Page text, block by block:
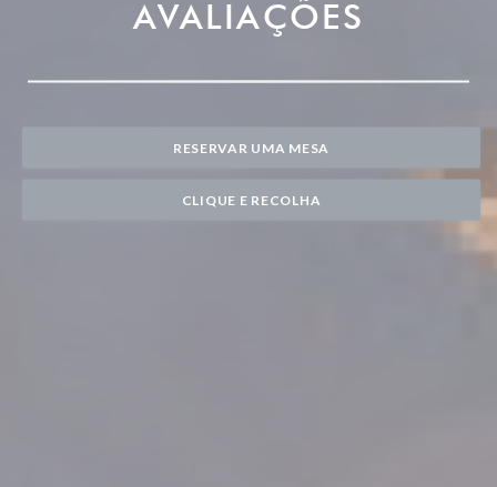
AVALIAÇÕES
RESERVAR UMA MESA
CLIQUE E RECOLHA